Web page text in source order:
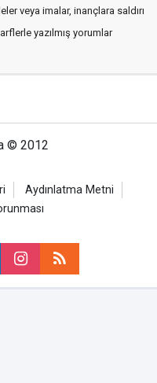
veya imalar, inançlara saldırı
yazılmış yorumlar
© 2012
Aydınlatma Metni